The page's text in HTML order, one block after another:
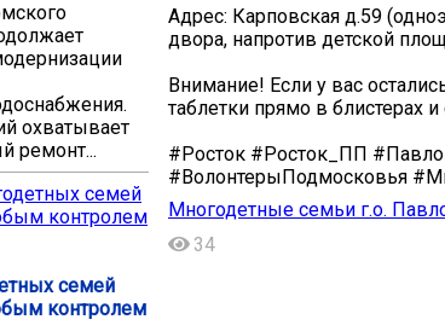
охватывает
ремонт...
семей
контролем
Адрес: Карповская д.59
двора, напротив детской
Внимание! Если у вас
таблетки прямо в блистерах
#Росток #Росток_ПП
#ВолонтерыПодмосковья
Многодетные семьи г.о.
34